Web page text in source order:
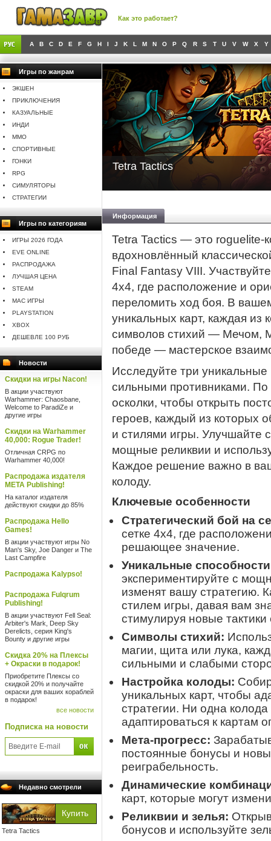
Как это работает?
A B C D E F G H I J K L M N O P Q R S T U V W X Y
Игры по жанрам
ЭКШЕН
ПРИКЛЮЧЕНИЯ
КАЗУАЛЬНЫЕ
ИНДИ
MMO
СПОРТИВНЫЕ
ГОНКИ
RPG
СИМУЛЯТОРЫ
СТРАТЕГИИ
Игры по категориям
ИГРЫ 2026 ГОДА
EVE ONLINE
РАСПРОДАЖА
ЛУЧШАЯ ЦЕНА
STEAM
MAC ИГРЫ
PLAYSTATION
XBOX
ДЕШЕВЛЕ 100 РУБ
Новости
Скидки на игры Nacon!
В акции участвуют
Warhammer: Chaosbane,
Welcome to ParadiZe и
другие игры
Скидки на Warhammer
40,000: Rogue Trader!
Отличная CRPG по
Warhammer 40,000!
Распродажа издателя
META Publishing!
На каталог издателя
действуют скидки до 85%
Распродажа Hello
Games!
В акции участвуют игры No
Man's Sky, Joe Danger и The
Last Campfire
Распродажа Kalypso!
Распродажа Fulqrum
Publishing!
В акции участвуют Fell Seal:
Arbiter's Mark, Deep Sky
Derelicts, серия King's
Bounty и другие игры
Скидка 20% на Плексы
+ Окраски в подарок!
Приобретите Плексы со
скидкой 20% и получайте
окраски для ваших кораблей
в подарок!
все новости
Подписка на новости
Недавно смотрели
Tetra Tactics
Tetra Tactics
Информация
Tetra Tactics — это roguelite-
вдохновлённый
Final Fantasy VIII.
4x4, где расположение и
переломить ход боя. В
уникальных карт, каждая
символов стихий — Мечом,
победе — мастерское
Исследуйте три
сильными противниками.
осколки, чтобы открыть
героев, каждый из которых
и стилями игры. Улучшайте
мощные реликвии и
Каждое решение важно в
колоду.
Ключевые особенности
Стратегический бой на
сетке 4x4, где
решающее значение.
Уникальные
экспериментируйте с
изменят вашу стратегию.
стилем игры, давая вам
стимулируя новые
Символы стихий:
магии, щита или лука,
сильными и слабыми
Настройка колоды:
уникальных карт, чтобы
стратегии. Ни одна
адаптироваться к картам
Мета-прогресс:
постоянные бонусы и
реиграбельность.
Динамические
карт, которые могут
Реликвии и зелья:
бонусов и используйте